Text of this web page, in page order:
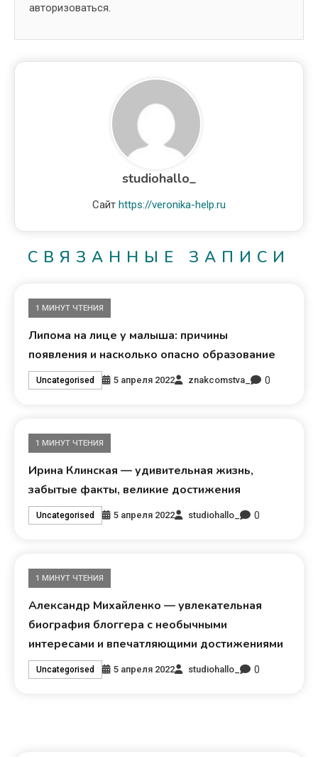
авторизоваться.
studiohallo_
Сайт https://veronika-help.ru
СВЯЗАННЫЕ ЗАПИСИ
1 МИНУТ ЧТЕНИЯ
Липома на лице у малыша: причины
появления и насколько опасно образование
Uncategorised 5 апреля 2022 znakcomstva_ 0
1 МИНУТ ЧТЕНИЯ
Ирина Клинская — удивительная жизнь,
забытые факты, великие достижения
Uncategorised 5 апреля 2022 studiohallo_ 0
1 МИНУТ ЧТЕНИЯ
Александр Михайленко — увлекательная
биография блоггера с необычными
интересами и впечатляющими достижениями
Uncategorised 5 апреля 2022 studiohallo_ 0